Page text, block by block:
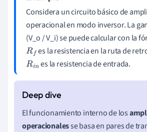
Considera un circuito básico de
operacional en modo inversor. La
(V_o / V_i) se puede calcular con la
Rf es la resistencia en la ruta de
Rin es la resistencia de entrada.
El funcionamiento interno de los
operacionalesse basa en pares de